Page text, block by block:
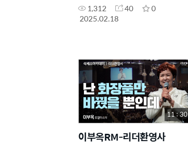
1,312 40
0
2025.02.18
11 : 30
이부옥RM-리더환영사